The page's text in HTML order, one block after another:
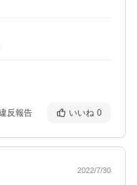
反報告 いいね 0
2022/7/30